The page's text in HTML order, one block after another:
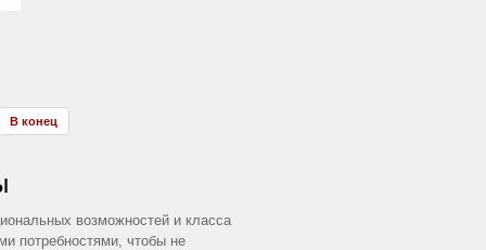
В конец
возможностей и класса
потребностями, чтобы не